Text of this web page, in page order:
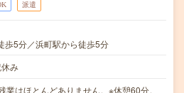
派遣
歩5分／浜町駅から徒歩5分
み
はほとんどありません。※休憩60分。